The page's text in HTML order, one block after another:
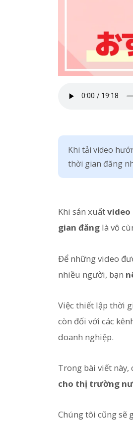
Khi tải video
thời gian đăng
Khi sản xuấtvideo
gian đăng là vô
Để những video
nhiều người, bạn
Việc thiết lập thời
còn đối với các
doanh nghiệp.
Trong bài viết này,
cho thị trường
Chúng tôi cũng sẽ